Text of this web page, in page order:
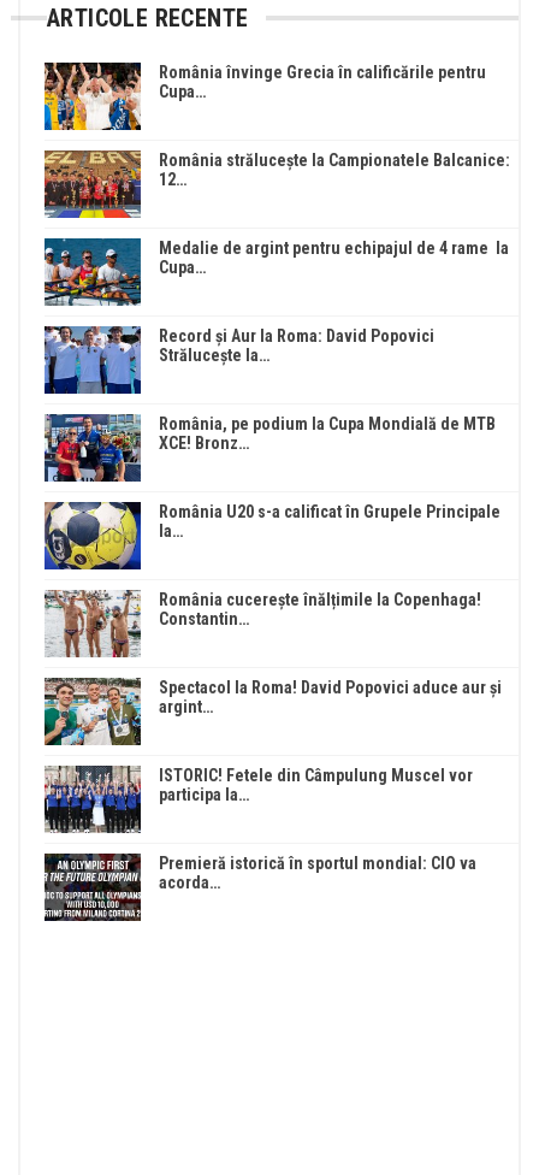
ARTICOLE RECENTE
România învinge Grecia în calificările pentru
Cupa…
România strălucește la Campionatele Balcanice:
12…
Medalie de argint pentru echipajul de 4 rame la
Cupa…
Record și Aur la Roma: David Popovici
Strălucește la…
România, pe podium la Cupa Mondială de MTB
XCE! Bronz…
România U20 s-a calificat în Grupele Principale
la…
România cucerește înălțimile la Copenhaga!
Constantin…
Spectacol la Roma! David Popovici aduce aur și
argint…
ISTORIC! Fetele din Câmpulung Muscel vor
participa la…
Premieră istorică în sportul mondial: CIO va
acorda…